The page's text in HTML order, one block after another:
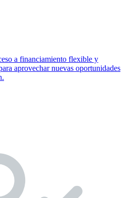
a financiamiento flexible y
aprovechar nuevas oportunidades